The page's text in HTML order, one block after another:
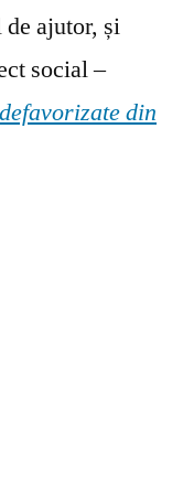
de ajutor, și
social –
din